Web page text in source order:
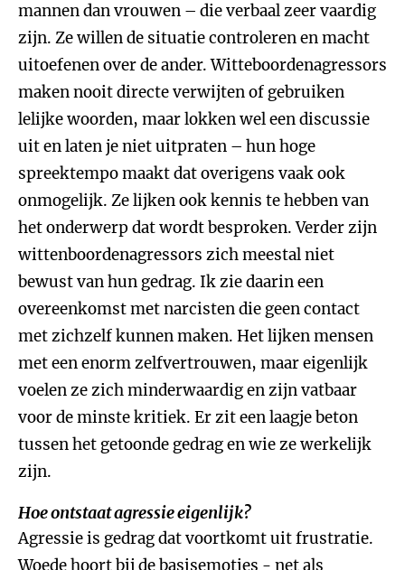
mannen dan vrouwen – die verbaal zeer vaardig
zijn. Ze willen de situatie controleren en macht
uitoefenen over de ander. Witteboordenagressors
maken nooit directe verwijten of gebruiken
lelijke woorden, maar lokken wel een discussie
uit en laten je niet uitpraten – hun hoge
spreektempo maakt dat overigens vaak ook
onmogelijk. Ze lijken ook kennis te hebben van
het onderwerp dat wordt besproken. Verder zijn
wittenboordenagressors zich meestal niet
bewust van hun gedrag. Ik zie daarin een
overeenkomst met narcisten die geen contact
met zichzelf kunnen maken. Het lijken mensen
met een enorm zelfvertrouwen, maar eigenlijk
voelen ze zich minderwaardig en zijn vatbaar
voor de minste kritiek. Er zit een laagje beton
tussen het getoonde gedrag en wie ze werkelijk
zijn.
Hoe ontstaat agressie eigenlijk?
Agressie is gedrag dat voortkomt uit frustratie.
Woede hoort bij de basisemoties - net als